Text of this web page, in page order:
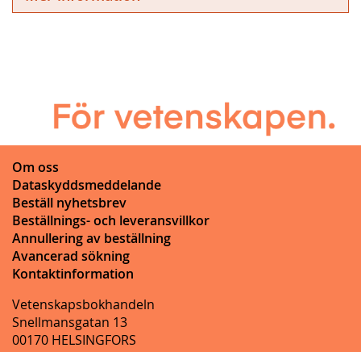
Om oss
Dataskyddsmeddelande
Beställ nyhetsbrev
Beställnings- och leveransvillkor
Annullering av beställning
Avancerad sökning
Kontaktinformation
Vetenskapsbokhandeln
Snellmansgatan 13
00170 HELSINGFORS